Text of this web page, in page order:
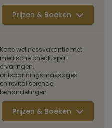
Prijzen & Boeken
Korte wellnessvakantie met
medische check, spa-
ervaringen,
ontspanningsmassages
en revitaliserende
behandelingen
Prijzen & Boeken